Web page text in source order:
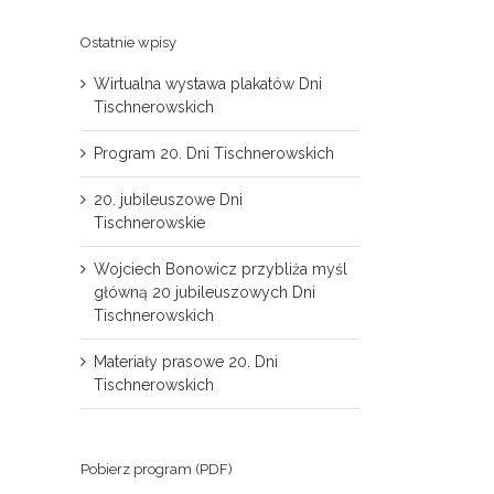
Ostatnie wpisy
Wirtualna wystawa plakatów Dni
Tischnerowskich
Program 20. Dni Tischnerowskich
20. jubileuszowe Dni
Tischnerowskie
Wojciech Bonowicz przybliża myśl
główną 20 jubileuszowych Dni
Tischnerowskich
Materiały prasowe 20. Dni
Tischnerowskich
Pobierz program (PDF)